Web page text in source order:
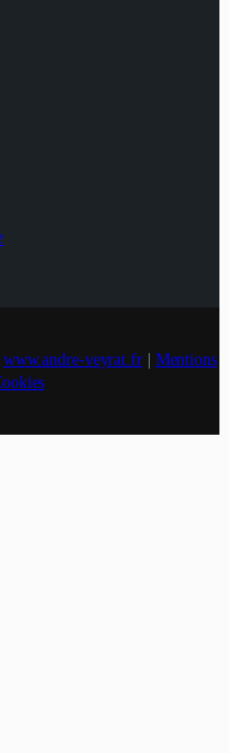
www.andre-veyrat.fr| Mentions